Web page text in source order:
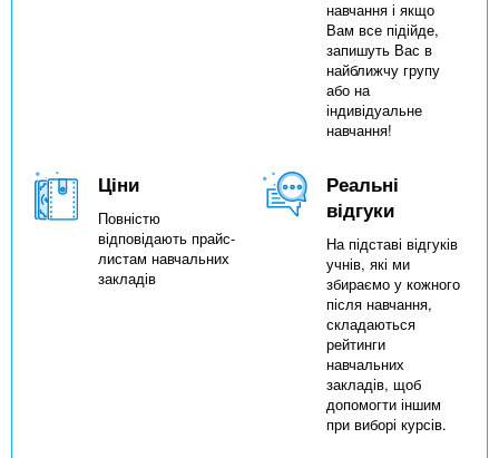
навчання і якщо
Вам все підійде,
запишуть Вас в
найближчу групу
або на
індивідуальне
навчання!
Ціни
Повністю
відповідають прайс-
листам навчальних
закладів
Реальні
відгуки
На підставі відгуків
учнів, які ми
збираємо у кожного
після навчання,
складаються
рейтинги
навчальних
закладів, щоб
допомогти іншим
при виборі курсів.